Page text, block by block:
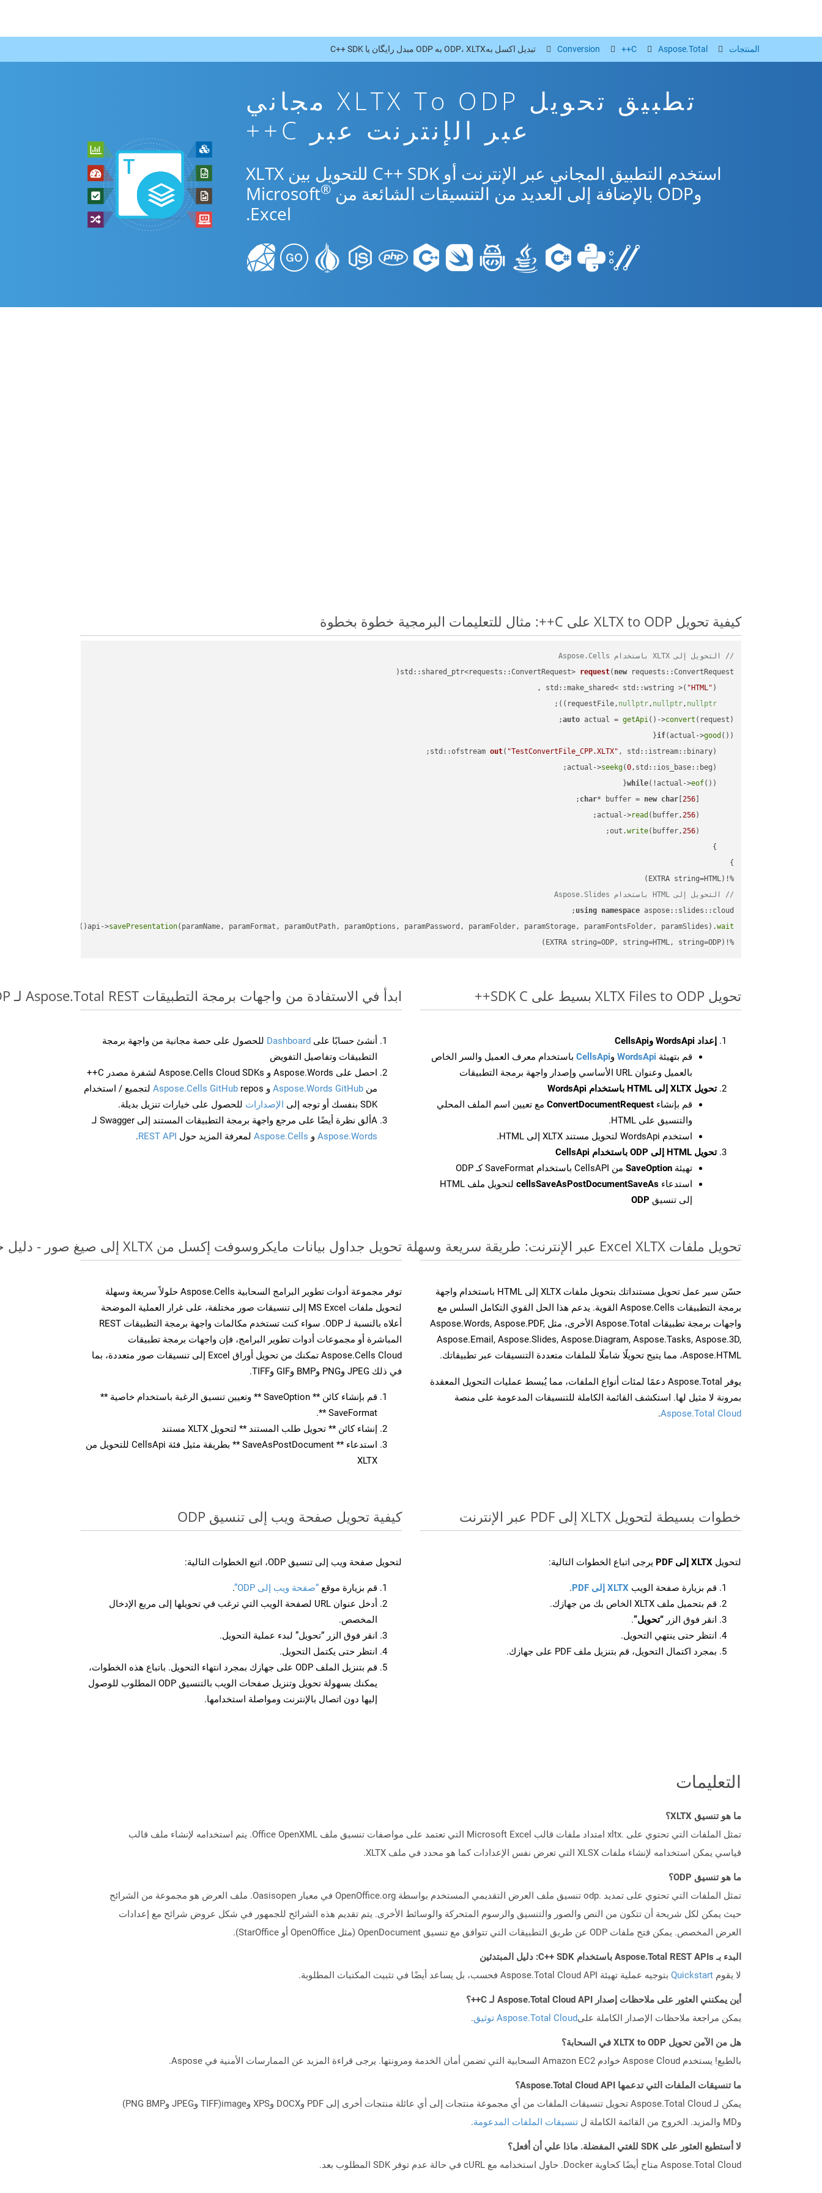
المنتجات Aspose.Total
C++
Conversion تبدیل اکسل بهODP، XLTX به ODP مبدل رایگان یا C++ SDK
تطبيق تحويل XLTX To ODP مجاني
عبر الإنترنت عبر C++
استخدم التطبيق المجاني عبر الإنترنت أو C++ SDK للتحويل بين XLTX
وODP بالإضافة إلى العديد من التنسيقات الشائعة من Microsoft
®
Excel.
كيفية تحويل XLTX to ODP على C++: مثال للتعليمات البرمجية خطوة بخطوة
// التحويل إلى XLTX باستخدام Aspose.Cells
std::shared_ptr<requests::ConvertRequest> request( new
"HTML"
    requestFile,
nullptr, nullptr, nullptr
))
;
auto actual = getApi()->convert (request);
if(actual->good
std::ofstream out( "TestConvertFile_CPP.XLTX" , std::istream::binary)
seekg(0
while(!actual->eof
char* buffer = new char[ 256
read (buffer,256
write(buffer,256
%!(EXTRA string=HTML)
// التحويل إلى HTML باستخدام Aspose.Slides
using namespace
api->savePresentation(paramName, paramFormat, paramOutPath, paramOptions, paramPassword, paramFolder, paramStorage, paramFontsFolder, paramSlides).wait
%!(EXTRA string=ODP, string=HTML, string=ODP)
تحويل XLTX Files to ODP بسيط على SDK C++
إعداد WordsApi وCellsApi
قم بتهيئة WordsApi وCellsApi باستخدام معرف العميل والسر الخاص
بالعميل وعنوان URL الأساسي وإصدار واجهة برمجة التطبيقات
تحويل XLTX إلى HTML باستخدام WordsApi
قم بإنشاء ConvertDocumentRequest مع تعيين اسم الملف المحلي
والتنسيق على HTML.
استخدم WordsApi لتحويل مستند XLTX إلى HTML.
تحويل HTML إلى ODP باستخدام CellsApi
تهيئة SaveOption من CellsAPI باستخدام SaveFormat كـ ODP
استدعاء cellsSaveAsPostDocumentSaveAs
لتحويل ملف HTML
إلى تنسيق ODP
ابدأ في الاستفادة من واجهات برمجة التطبيقات Aspose.Total REST لـ XLTX to ODP
أنشئ حسابًا على Dashboard للحصول على حصة مجانية من واجهة برمجة
التطبيقات وتفاصيل التفويض
احصل على Aspose.Words و Aspose.Cells Cloud SDKs لشفرة مصدر C++
من Aspose.Words GitHub و Aspose.Cells GitHub repos لتجميع / استخدام
SDK بنفسك أو توجه إلى
الإصدارات للحصول على خيارات تنزيل بديلة.
Aألق نظرة أيضًا على مرجع واجهة برمجة التطبيقات المستند إلى Swagger لـ
Aspose.Words و Aspose.Cells لمعرفة المزيد حول REST API
.
تحويل ملفات Excel XLTX عبر الإنترنت: طريقة سريعة وسهلة
حسّن سير عمل تحويل مستنداتك بتحويل ملفات XLTX إلى HTML باستخدام واجهة
برمجة التطبيقات Aspose.Cells القوية. يدعم هذا الحل القوي التكامل السلس مع
واجهات برمجة تطبيقات Aspose.Total الأخرى، مثل Aspose.Words, Aspose.PDF,
Aspose.Email, Aspose.Slides, Aspose.Diagram, Aspose.Tasks, Aspose.3D,
Aspose.HTML، مما يتيح تحويلًا شاملًا للملفات متعددة التنسيقات عبر تطبيقاتك.
يوفر Aspose.Total دعمًا لمئات أنواع الملفات، مما يُبسط عمليات التحويل المعقدة
بمرونة لا مثيل لها. استكشف القائمة الكاملة للتنسيقات المدعومة على منصة
Aspose.Total Cloud
.
تحويل جداول بيانات مايكروسوفت إكسل من XLTX إلى صيغ صور - دليل خطوة بخطوة
توفر مجموعة أدوات تطوير البرامج السحابية Aspose.Cells حلولاً سريعة وسهلة
لتحويل ملفات MS Excel إلى تنسيقات صور مختلفة، على غرار العملية الموضحة
أعلاه بالنسبة لـ ODP. سواء كنت تستخدم مكالمات واجهة برمجة التطبيقات REST
المباشرة أو مجموعات أدوات تطوير البرامج، فإن واجهات برمجة تطبيقات
Aspose.Cells Cloud تمكنك من تحويل أوراق Excel إلى تنسيقات صور متعددة، بما
في ذلك JPEG وPNG وBMP وGIF وTIFF.
قم بإنشاء كائن ** SaveOption ** وتعيين تنسيق الرغبة باستخدام خاصية **
SaveFormat **.
إنشاء كائن ** تحويل طلب المستند ** لتحويل XLTX مستند
استدعاء ** SaveAsPostDocument ** بطريقة مثيل فئة CellsApi للتحويل من
XLTX
خطوات بسيطة لتحويل XLTX إلى PDF عبر الإنترنت
لتحويل XLTX إلى PDF يرجى اتباع الخطوات التالية:
قم بزيارة صفحة الويب XLTX إلى PDF
.
قم بتحميل ملف XLTX الخاص بك من جهازك.
انقر فوق الزر “تحويل”.
انتظر حتى ينتهي التحويل.
بمجرد اكتمال التحويل، قم بتنزيل ملف PDF على جهازك.
كيفية تحويل صفحة ويب إلى تنسيق ODP
لتحويل صفحة ويب إلى تنسيق ODP، اتبع الخطوات التالية:
قم بزيارة موقع “صفحة ويب إلى ODP”
.
أدخل عنوان URL لصفحة الويب التي ترغب في تحويلها إلى مربع الإدخال
المخصص.
انقر فوق الزر “تحويل” لبدء عملية التحويل.
انتظر حتى يكتمل التحويل.
قم بتنزيل الملف ODP على جهازك بمجرد انتهاء التحويل. باتباع هذه الخطوات،
يمكنك بسهولة تحويل وتنزيل صفحات الويب بالتنسيق ODP المطلوب للوصول
إليها دون اتصال بالإنترنت ومواصلة استخدامها.
التعليمات
ما هو تنسيق XLTX؟
تمثل الملفات التي تحتوي على .xltx امتداد ملفات قالب Microsoft Excel التي تعتمد على مواصفات تنسيق ملف Office OpenXML. يتم استخدامه لإنشاء ملف قالب
قياسي يمكن استخدامه لإنشاء ملفات XLSX التي تعرض نفس الإعدادات كما هو محدد في ملف XLTX.
ما هو تنسيق ODP؟
تمثل الملفات التي تحتوي على تمديد .odp تنسيق ملف العرض التقديمي المستخدم بواسطة OpenOffice.org في معيار Oasisopen. ملف العرض هو مجموعة من الشرائح
حيث يمكن لكل شريحة أن تتكون من النص والصور والتنسيق والرسوم المتحركة والوسائط الأخرى. يتم تقديم هذه الشرائح للجمهور في شكل عروض شرائح مع إعدادات
العرض المخصص. يمكن فتح ملفات ODP عن طريق التطبيقات التي تتوافق مع تنسيق OpenDocument (مثل OpenOffice أو StarOffice).
البدء بـ Aspose.Total REST APIs باستخدام C++ SDK: دليل المبتدئين
لا يقوم Quickstart بتوجيه عملية تهيئة Aspose.Total Cloud API فحسب، بل يساعد أيضًا في تثبيت المكتبات المطلوبة.
أين يمكنني العثور على ملاحظات إصدار Aspose.Total Cloud API لـ C++؟
يمكن مراجعة ملاحظات الإصدار الكاملة علىAspose.Total Cloud توثيق .
هل من الآمن تحويل XLTX to ODP في السحابة؟
بالطبع! يستخدم Aspose Cloud خوادم Amazon EC2 السحابية التي تضمن أمان الخدمة ومرونتها. يرجى قراءة المزيد عن الممارسات الأمنية في Aspose.
ما تنسيقات الملفات التي تدعمها Aspose.Total Cloud API؟
يمكن لـ Aspose.Total Cloud تحويل تنسيقات الملفات من أي مجموعة منتجات إلى أي عائلة منتجات أخرى إلى PDF وDOCX وXPS وimage(TIFF وJPEG وPNG BMP)
وMD والمزيد. الخروج من القائمة الكاملة ل
تنسيقات الملفات المدعومة.
لا أستطيع العثور على SDK للغتي المفضلة. ماذا علي أن أفعل؟
Aspose.Total Cloud متاح أيضًا كحاوية Docker. حاول استخدامه مع cURL في حالة عدم توفر SDK المطلوب بعد.